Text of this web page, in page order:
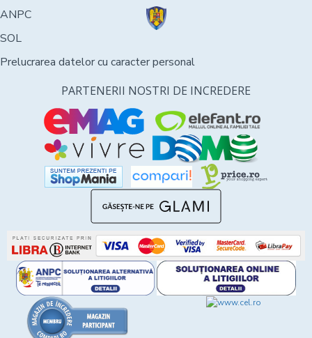
ANPC
SOL
Prelucrarea datelor cu caracter personal
PARTENERII NOSTRI DE INCREDERE